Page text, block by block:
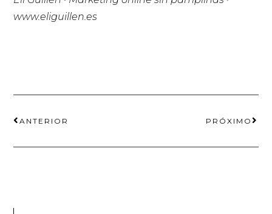
www.eliguillen.es
ANTERIOR PRÓXIMO